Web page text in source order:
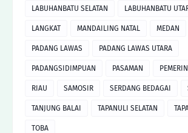
LABUHANBATU SELATAN LABUHANBATU
LANGKAT MANDAILING NATAL MEDAN
PADANG LAWAS PADANG LAWAS UTARA
PADANGSIDIMPUAN PASAMAN
RIAU SAMOSIR SERDANG BEDAGAI
TANJUNG BALAI TAPANULI SELATAN
TOBA